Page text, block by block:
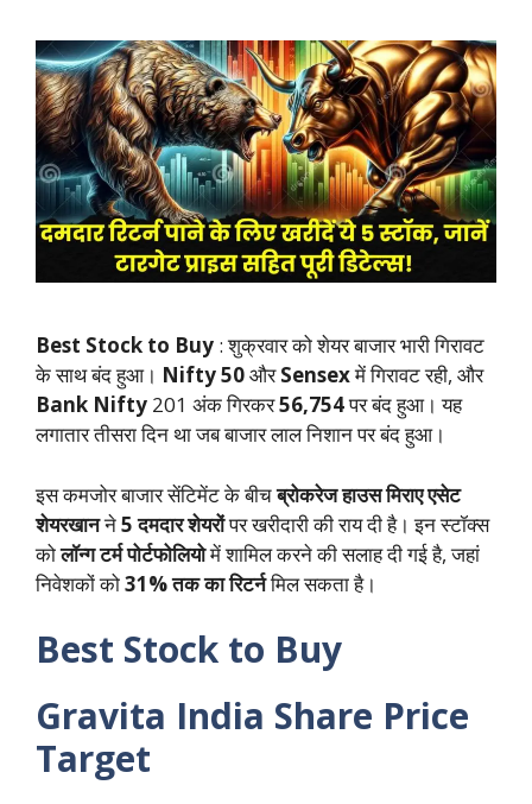
Best Stock to Buy : शुक्रवार को शेयर बाजार भारी गिरावट
के साथ बंद हुआ। Nifty 50औरSensexमें गिरावट रही, और
Bank Nifty 201 अंक गिरकर56,754पर बंद हुआ। यह
लगातार तीसरा दिन था जब बाजार लाल निशान पर बंद हुआ।
इस कमजोर बाजार सेंटिमेंट के बीचब्रोकरेज हाउस मिराए एसेट
शेयरखानने5 दमदार शेयरोंपर खरीदारी की राय दी है। इन स्टॉक्स
कोलॉन्ग टर्म पोर्टफोलियोमें शामिल करने की सलाह दी गई है, जहां
निवेशकों को31% तक का रिटर्नमिल सकता है।
Best Stock to Buy
Gravita India Share Price
Target